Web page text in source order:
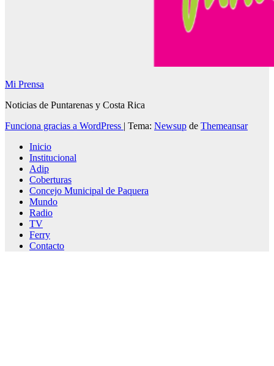
Mi Prensa
Noticias de Puntarenas y Costa Rica
Funciona gracias a WordPress | Tema: Newsup de Themeansar
Inicio
Institucional
Adip
Coberturas
Concejo Municipal de Paquera
Mundo
Radio
TV
Ferry
Contacto